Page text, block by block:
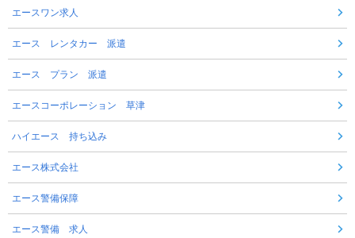
エースワン求人
エース レンタカー 派遣
エース プラン 派遣
エースコーポレーション 草津
ハイエース 持ち込み
エース株式会社
エース警備保障
エース警備 求人